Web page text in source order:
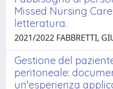
Missed Nursing
letteratura.
2021/2022 FABBRETTI,
Gestione del
peritoneale:
un'esperienza